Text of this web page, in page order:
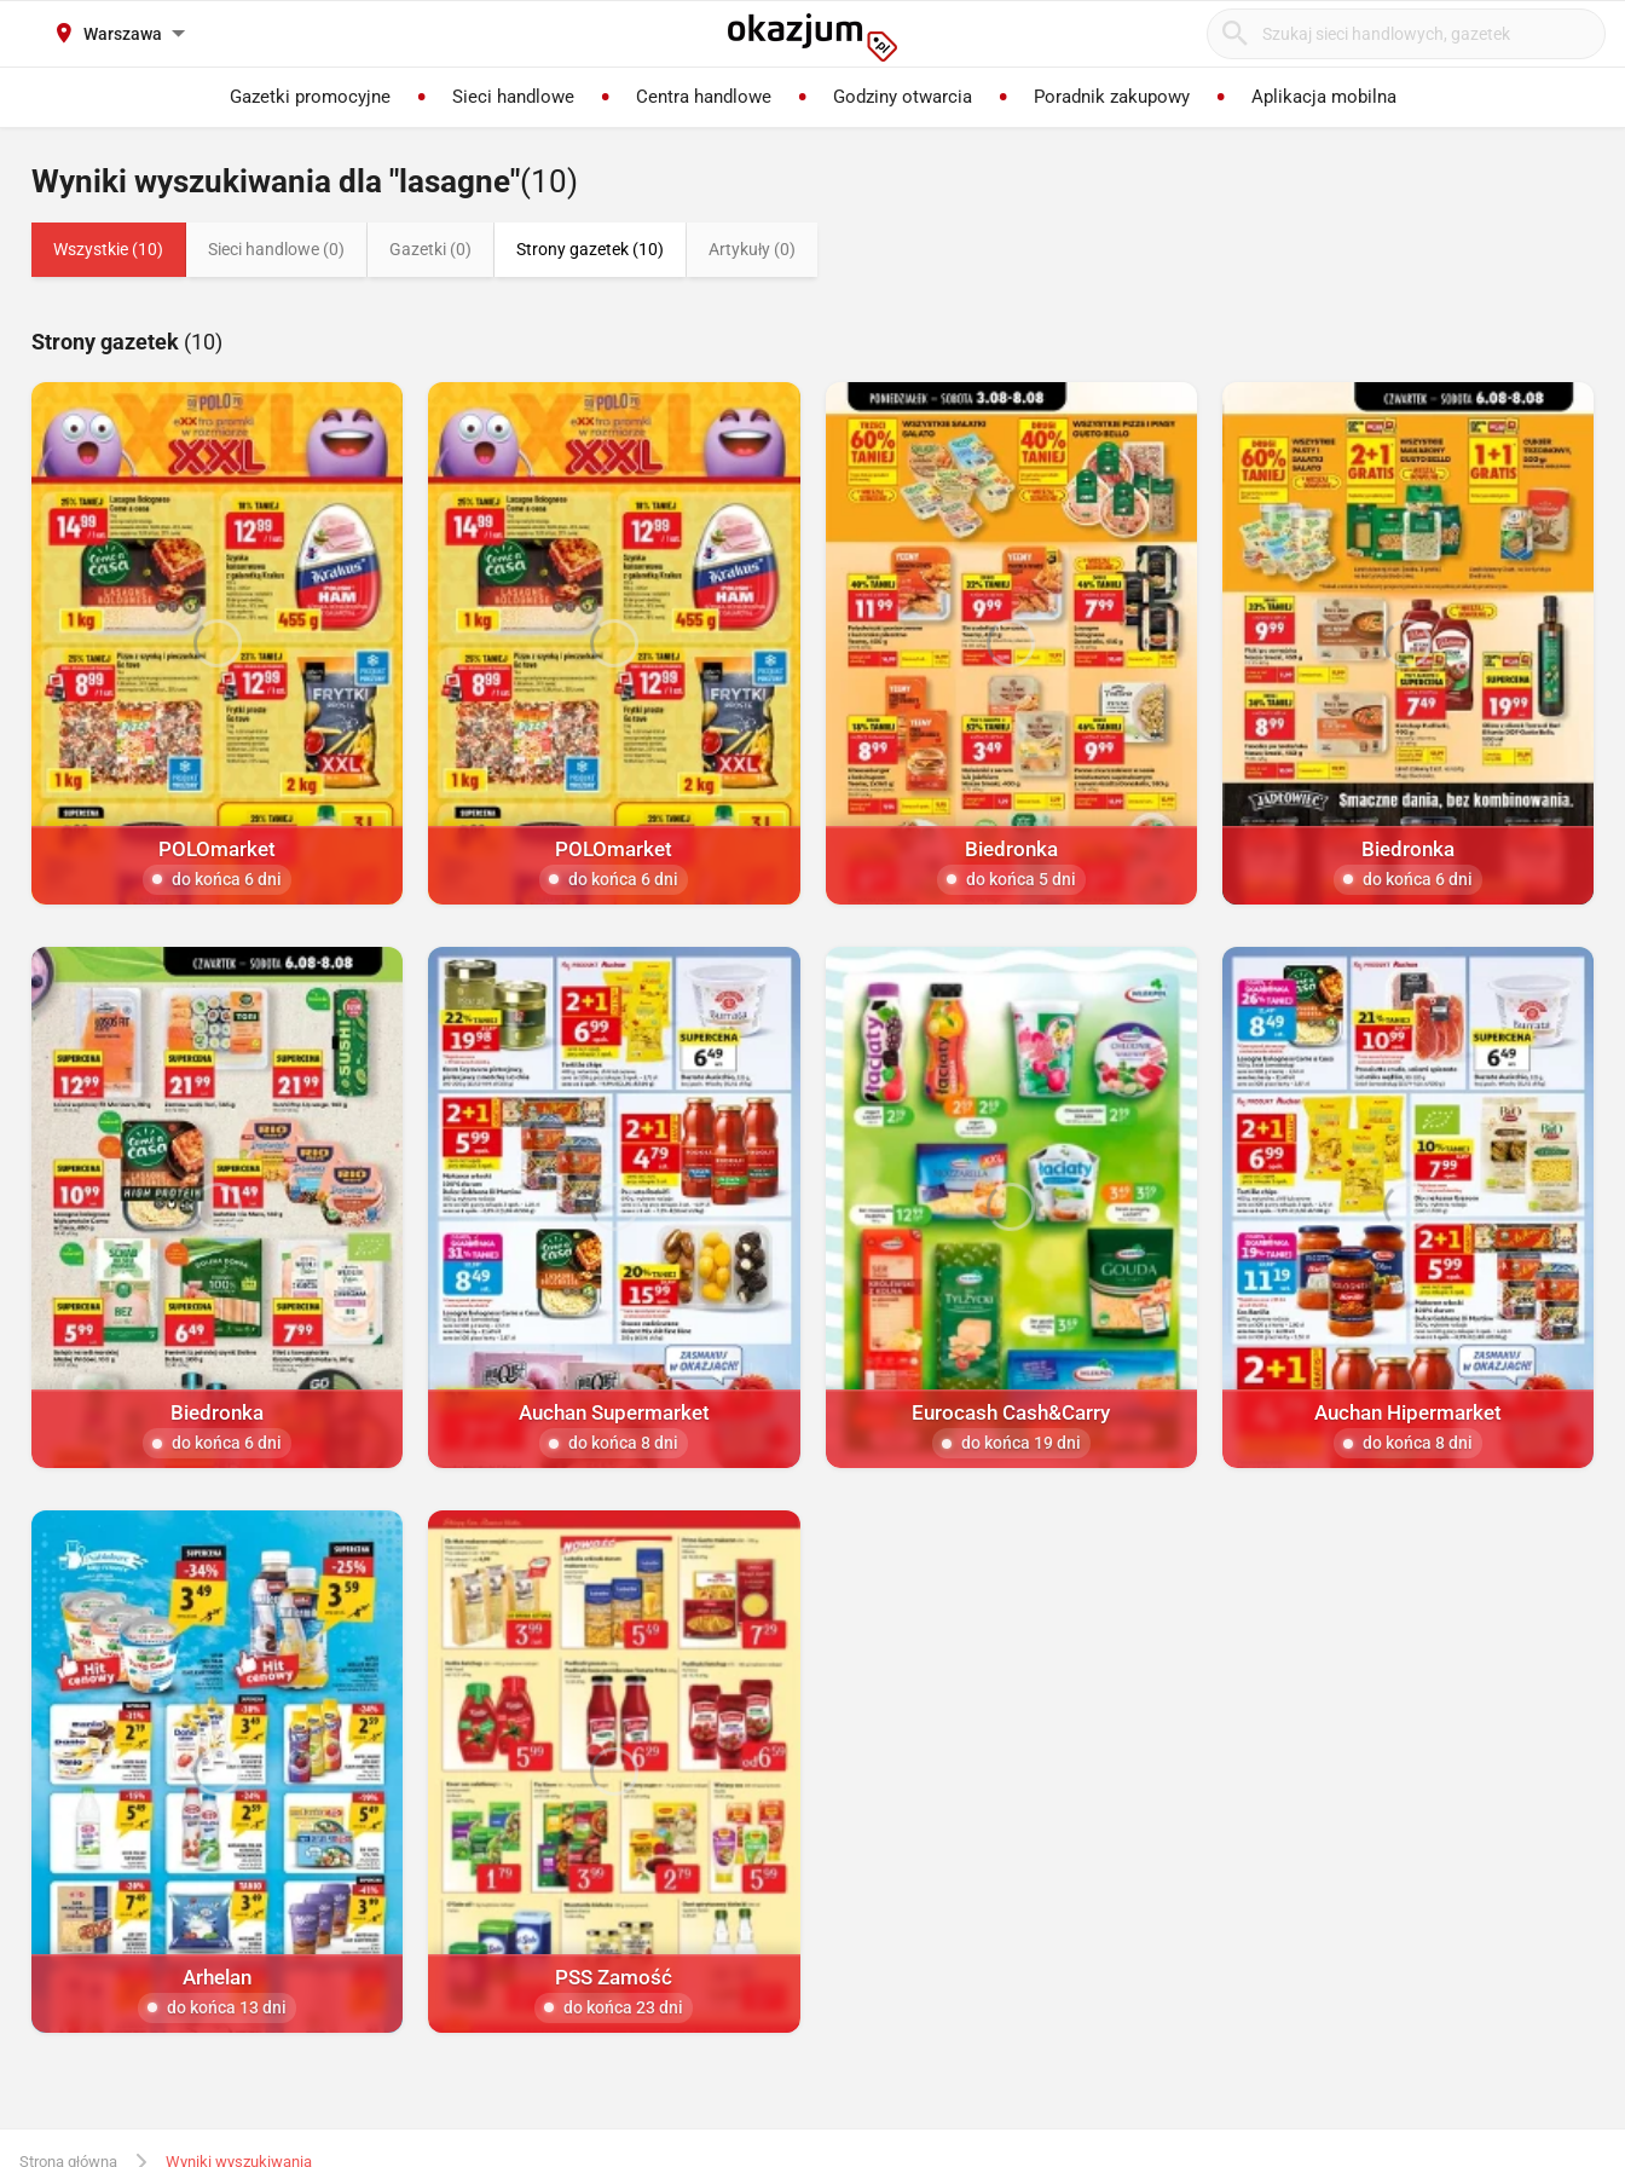
Warszawa
Gazetki promocyjne Sieci handlowe Centra handlowe Godziny otwarcia Poradnik zakupowy Aplikacja mobilna
Wyniki wyszukiwania dla "lasagne"(10)
Wszystkie (10) Sieci handlowe (0) Gazetki (0) Strony gazetek (10) Artykuły (0)
Strony gazetek (10)
POLOmarket
do końca 6 dni
POLOmarket
do końca 6 dni
Biedronka
do końca 5 dni
Biedronka
do końca 6 dni
Biedronka
do końca 6 dni
Auchan Supermarket
do końca 8 dni
Eurocash Cash&Carry
do końca 19 dni
Auchan Hipermarket
do końca 8 dni
Arhelan
do końca 13 dni
PSS Zamość
do końca 23 dni
Strona główna Wyniki wyszukiwania